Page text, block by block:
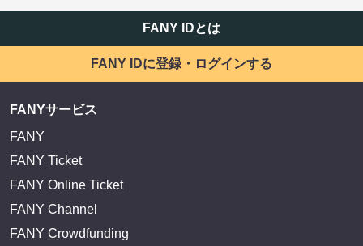
FANY IDとは
FANY IDに登録・ログインする
FANYサービス
FANY
FANY Ticket
FANY Online Ticket
FANY Channel
FANY Crowdfunding